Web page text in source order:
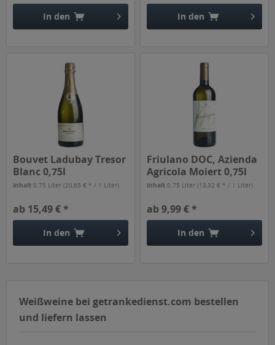
In den In den
Bouvet Ladubay Tresor
Blanc 0,75l
Inhalt0.75 Liter(20,65 € * / 1 Liter)
ab 15,49 € *
In den
Friulano DOC, Azienda
Agricola Moiert 0,75l
Inhalt0.75 Liter(13,32 € * / 1 Liter)
ab 9,99 € *
In den
Weißweine bei getrankedienst.com bestellen
und liefern lassen